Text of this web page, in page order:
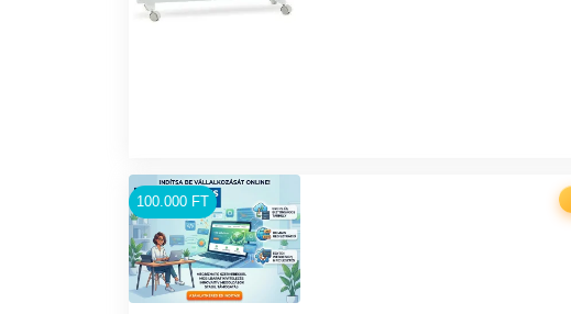
100.000 FT